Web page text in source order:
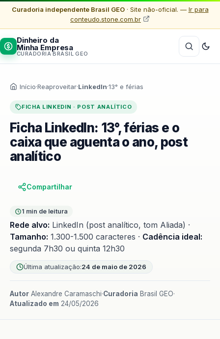
Curadoria independente Brasil GEO· Site não-oficial. — Ir para
conteudo.stone.com.br
Dinheiro da
Minha Empresa
CURADORIA BRASIL GEO
Início·Reaproveitar·LinkedIn·13° e férias
FICHA LINKEDIN · POST ANALÍTICO
Ficha LinkedIn: 13°, férias e o
caixa que aguenta o ano, post
analítico
Compartilhar
1 min de leitura
Rede alvo: LinkedIn (post analítico, tom Aliada) ·
Tamanho: 1.300-1.500 caracteres · Cadência ideal:
segunda 7h30 ou quinta 12h30
Última atualização:24 de maio de 2026
Autor Alexandre Caramaschi·Curadoria Brasil GEO·
Atualizado em 24/05/2026